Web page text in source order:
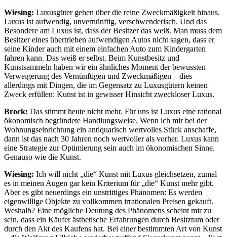
Wiesing: Luxusgüter gehen über die reine Zweckmäßigkeit hinaus.
Luxus ist aufwendig, unvernünftig, verschwenderisch. Und das
Besondere am Luxus ist, dass der Besitzer das weiß. Man muss dem
Besitzer eines übertrieben aufwendigen Autos nicht sagen, dass er
seine Kinder auch mit einem einfachen Auto zum Kindergarten
fahren kann. Das weiß er selbst. Beim Kunstbesitz und
Kunstsammeln haben wir ein ähnliches Moment der bewussten
Verweigerung des Vernünftigen und Zweckmäßigen – dies
allerdings mit Dingen, die im Gegensatz zu Luxusgütern keinen
Zweck erfüllen: Kunst ist in gewisser Hinsicht zweckloser Luxus.
Brock: Das stimmt heute nicht mehr. Für uns ist Luxus eine rational
ökonomisch begründete Handlungsweise. Wenn ich mir bei der
Wohnungseinrichtung ein antiquarisch wertvolles Stück anschaffe,
dann ist das nach 30 Jahren noch wertvoller als vorher. Luxus kann
eine Strategie zur Optimierung sein auch im ökonomischen Sinne.
Genauso wie die Kunst.
Wiesing: Ich will nicht „die“ Kunst mit Luxus gleichsetzen, zumal
es in meinen Augen gar kein Kriterium für „die“ Kunst mehr gibt.
Aber es gibt neuerdings ein unstrittiges Phänomen: Es werden
eigenwillige Objekte zu vollkommen irrationalen Preisen gekauft.
Weshalb? Eine mögliche Deutung des Phänomens scheint mir zu
sein, dass ein Käufer ästhetische Erfahrungen durch Besitztum oder
durch den Akt des Kaufens hat. Bei einer bestimmten Art von Kunst